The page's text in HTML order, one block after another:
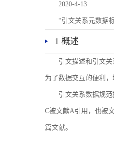
2020-4-13
“引文关系元数据
1 概述
引文描述和引文
为了数据交互的便利
引文关系数据规
C被文献A引用，也被
篇文献。